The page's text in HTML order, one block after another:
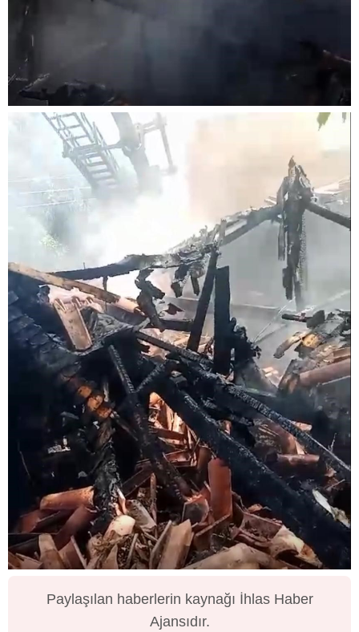
Paylaşılan haberlerin kaynağı İhlas Haber
Ajansıdır.